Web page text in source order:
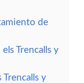
de
Trencalls y
y